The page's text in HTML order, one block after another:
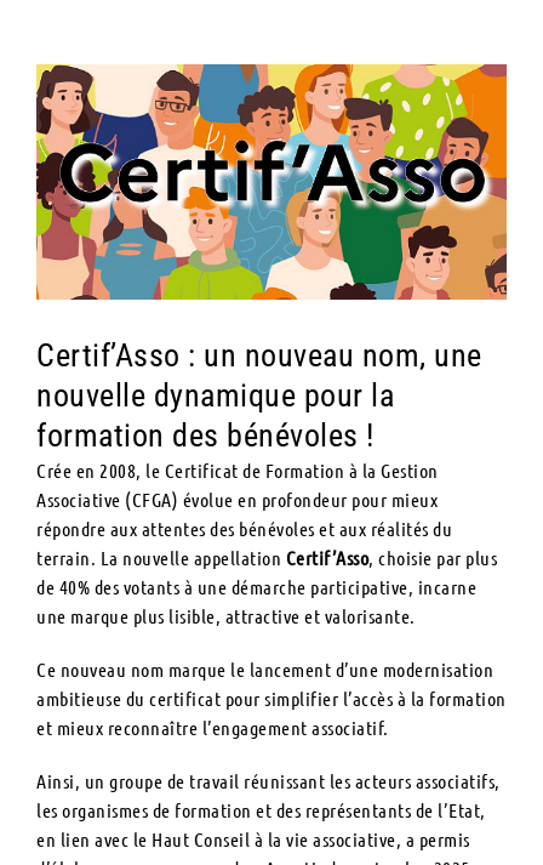
Voir
l'image
agrandie
Certif’Asso : un nouveau nom, une
nouvelle dynamique pour la
formation des bénévoles !
Crée en 2008, le Certificat de Formation à la Gestion
Associative (CFGA) évolue en profondeur pour mieux
répondre aux attentes des bénévoles et aux réalités du
terrain. La nouvelle appellation Certif’Asso, choisie par plus
de 40% des votants à une démarche participative, incarne
une marque plus lisible, attractive et valorisante.
Ce nouveau nom marque le lancement d’une modernisation
ambitieuse du certificat pour simplifier l’accès à la formation
et mieux reconnaître l’engagement associatif.
Ainsi, un groupe de travail réunissant les acteurs associatifs,
les organismes de formation et des représentants de l’Etat,
en lien avec le Haut Conseil à la vie associative, a permis